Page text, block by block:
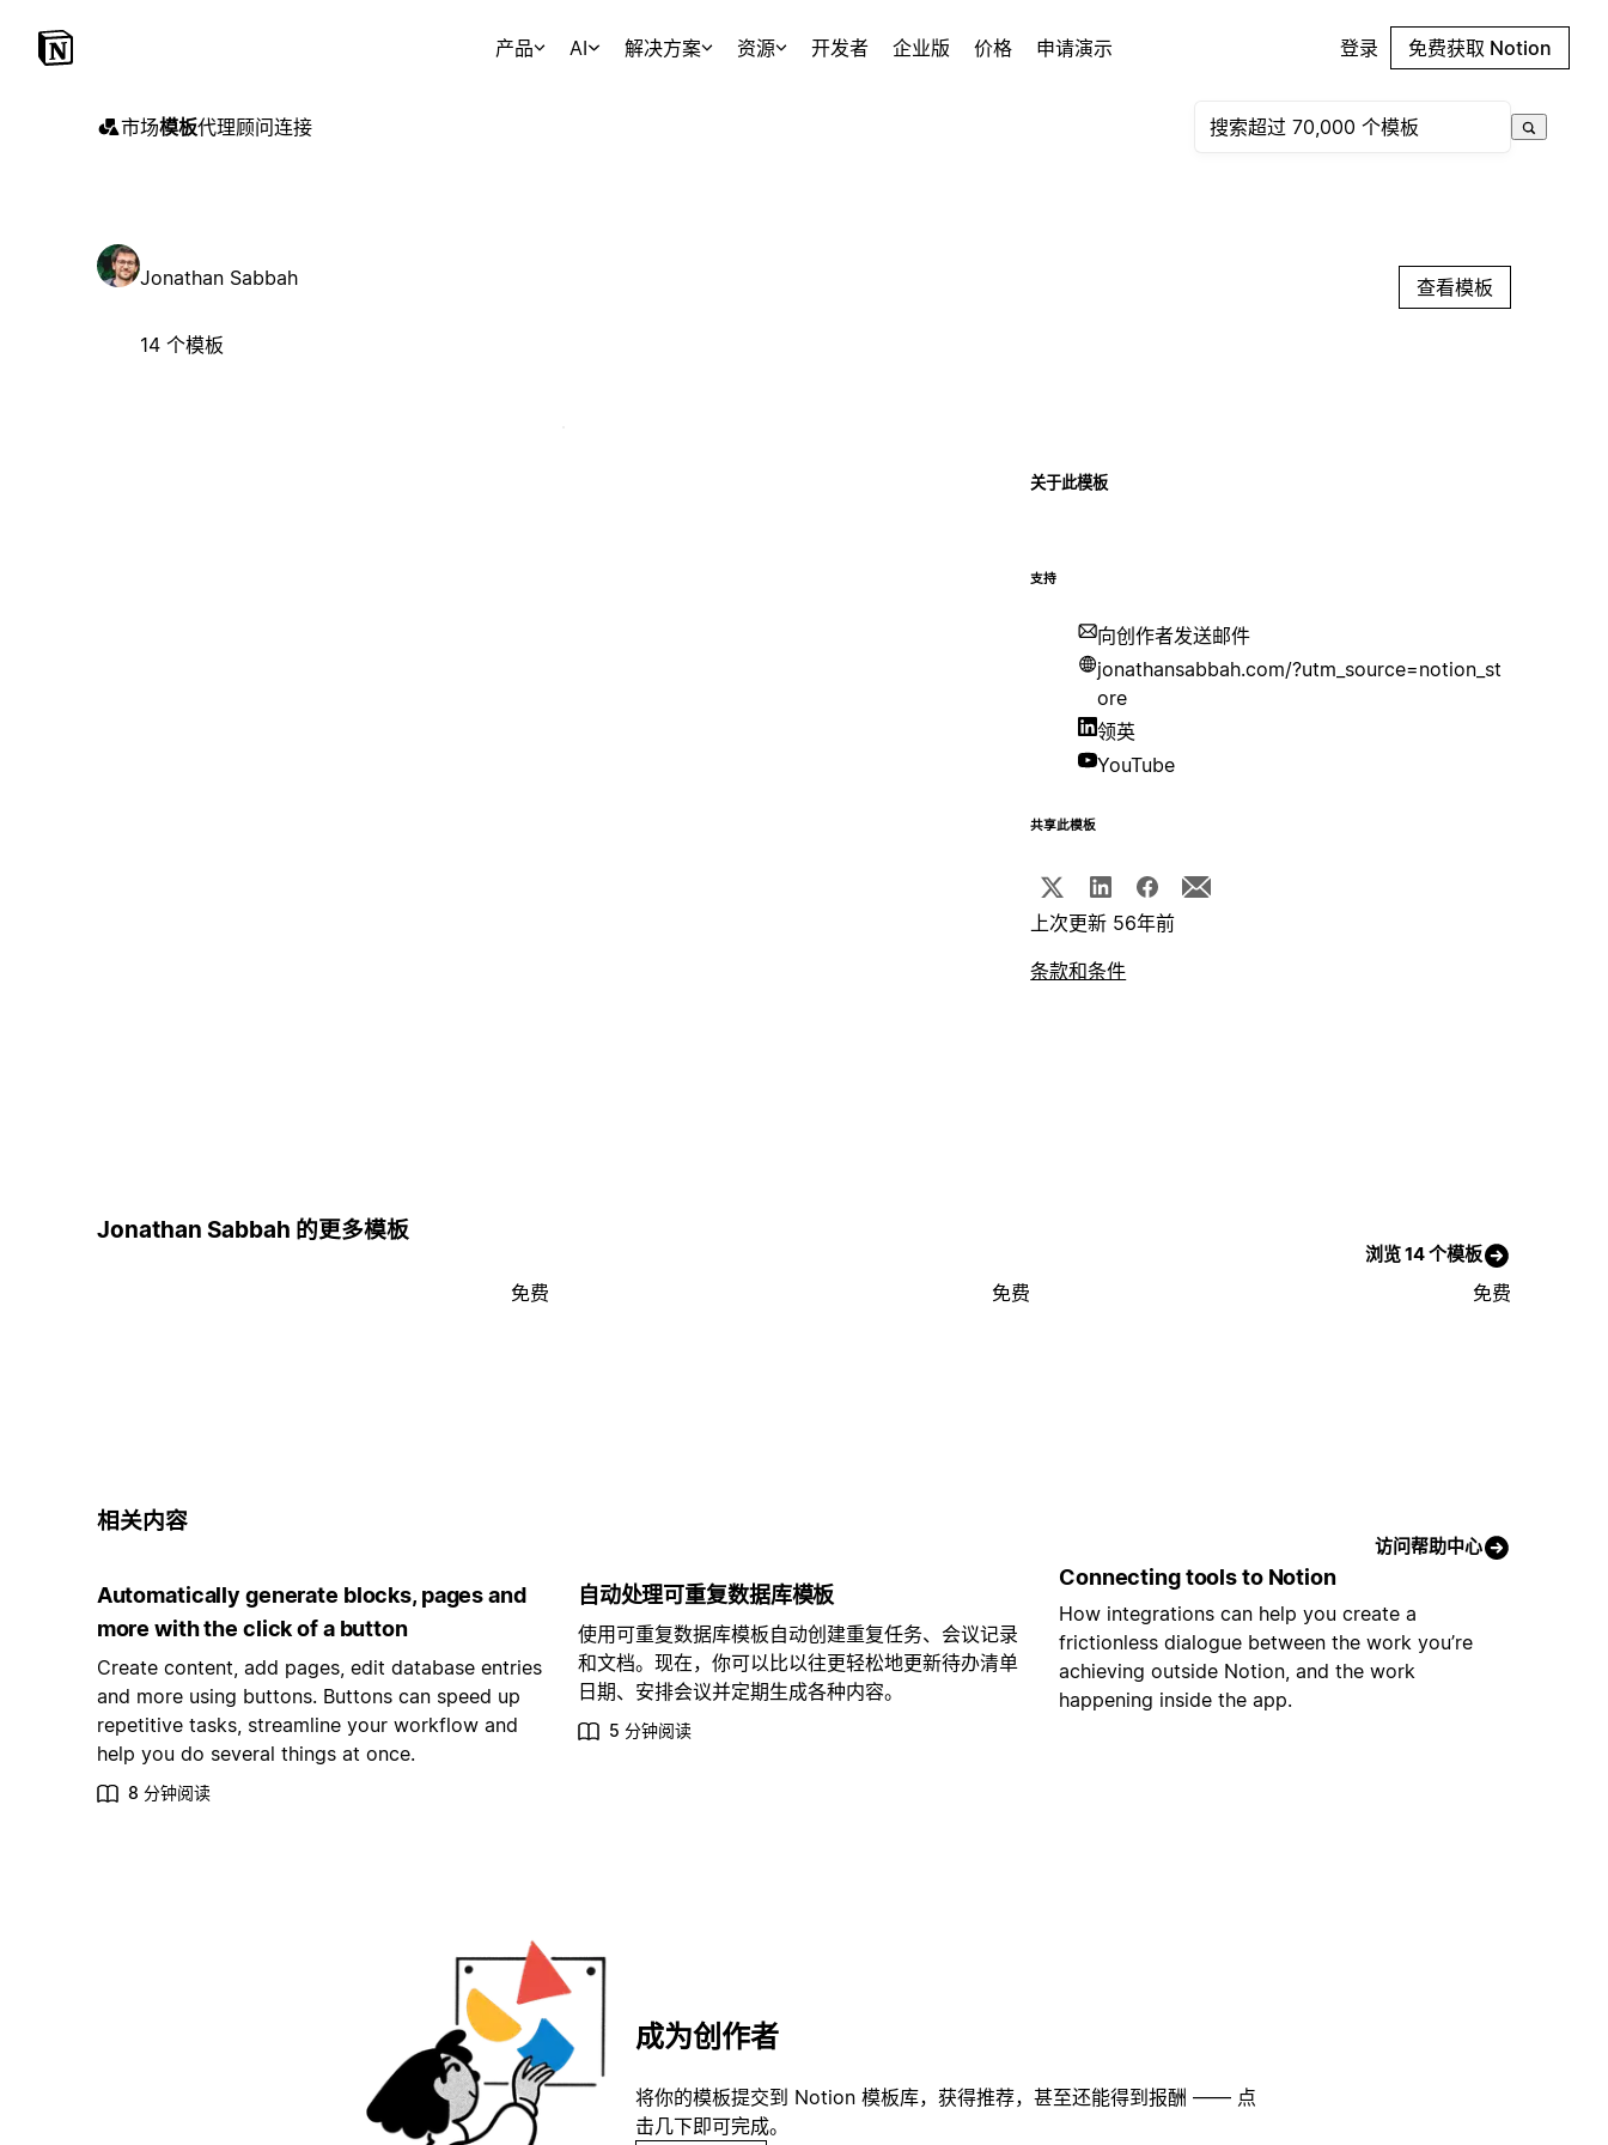
产品 AI 解决方案 资源 开发者 企业版 价格 申请演示 登录 免费获取 Notion
市场模板代理顾问连接
Jonathan Sabbah
14 个模板
查看模板
关于此模板
支持
向创作者发送邮件
jonathansabbah.com/?utm_source=notion_st
ore
领英
YouTube
共享此模板
上次更新 56年前
条款和条件
Jonathan Sabbah 的更多模板
浏览 14 个模板
免费 免费 免费
相关内容
访问帮助中心
Automatically generate blocks, pages and
more with the click of a button
Create content, add pages, edit database entries
and more using buttons. Buttons can speed up
repetitive tasks, streamline your workflow and
help you do several things at once.
8 分钟阅读
自动处理可重复数据库模板
使用可重复数据库模板自动创建重复任务、会议记录
和文档。现在，你可以比以往更轻松地更新待办清单
日期、安排会议并定期生成各种内容。
5 分钟阅读
Connecting tools to Notion
How integrations can help you create a
frictionless dialogue between the work you’re
achieving outside Notion, and the work
happening inside the app.
成为创作者
将你的模板提交到 Notion 模板库，获得推荐，甚至还能得到报酬 —— 点
击几下即可完成。